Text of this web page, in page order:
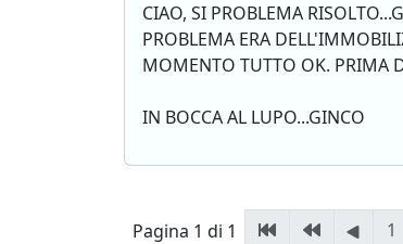
CIAO, SI PROBLEMA
PROBLEMA ERA
MOMENTO TUTTO OK. PRIMA
IN BOCCA AL LUPO...GINCO
Pagina 1 di 1 1